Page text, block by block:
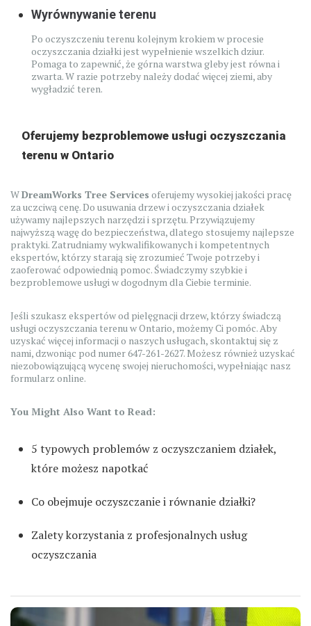
Wyrównywanie terenu
Po oczyszczeniu terenu kolejnym krokiem w procesie
oczyszczania działki jest wypełnienie wszelkich dziur.
Pomaga to zapewnić, że górna warstwa gleby jest równa i
zwarta. W razie potrzeby należy dodać więcej ziemi, aby
wygładzić teren.
Oferujemy bezproblemowe usługi oczyszczania
terenu w Ontario
WDreamWorks Tree Services oferujemy wysokiej jakości pracę
za uczciwą cenę. Do usuwania drzew i oczyszczania działek
używamy najlepszych narzędzi i sprzętu. Przywiązujemy
najwyższą wagę do bezpieczeństwa, dlatego stosujemy najlepsze
praktyki. Zatrudniamy wykwalifikowanych i kompetentnych
ekspertów, którzy starają się zrozumieć Twoje potrzeby i
zaoferować odpowiednią pomoc. Świadczymy szybkie i
bezproblemowe usługi w dogodnym dla Ciebie terminie.
Jeśli szukasz ekspertów od pielęgnacji drzew, którzy świadczą
usługi oczyszczania terenu w Ontario, możemy Ci pomóc. Aby
uzyskać więcej informacji o naszych usługach, skontaktuj się z
nami, dzwoniąc pod numer 647-261-2627. Możesz również uzyskać
niezobowiązującą wycenę swojej nieruchomości, wypełniając nasz
formularz online.
You Might Also Want to Read:
5 typowych problemów z oczyszczaniem działek,
które możesz napotkać
Co obejmuje oczyszczanie i równanie działki?
Zalety korzystania z profesjonalnych usług
oczyszczania